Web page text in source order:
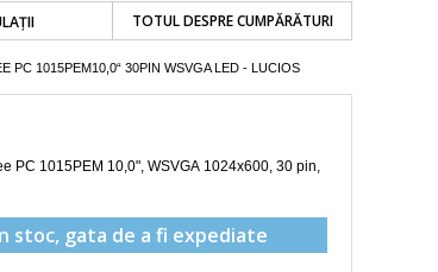
TOTUL DESPRE CUMPĂRĂTURI
PC 1015PEM10,0“ 30PIN WSVGA LED - LUCIOS
PC 1015PEM 10,0", WSVGA 1024x600, 30 pin,
stoc, gata de a fi expediate